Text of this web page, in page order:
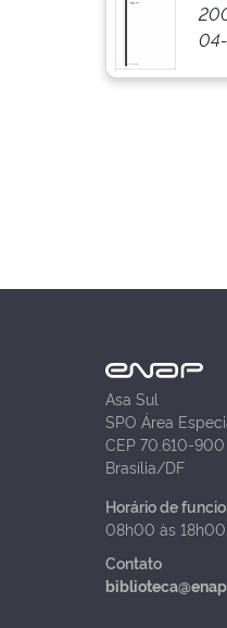
Asa Sul
SPO Área
CEP 70.610-900
Brasília/DF
Horário de
08h00 às 18h00
Contato